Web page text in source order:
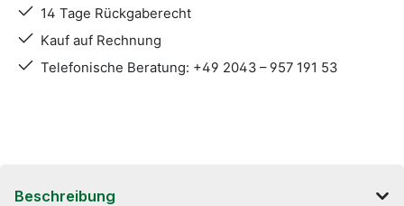
14 Tage Rückgaberecht
Kauf auf Rechnung
Telefonische Beratung: +49 2043 – 957 191 53
Beschreibung